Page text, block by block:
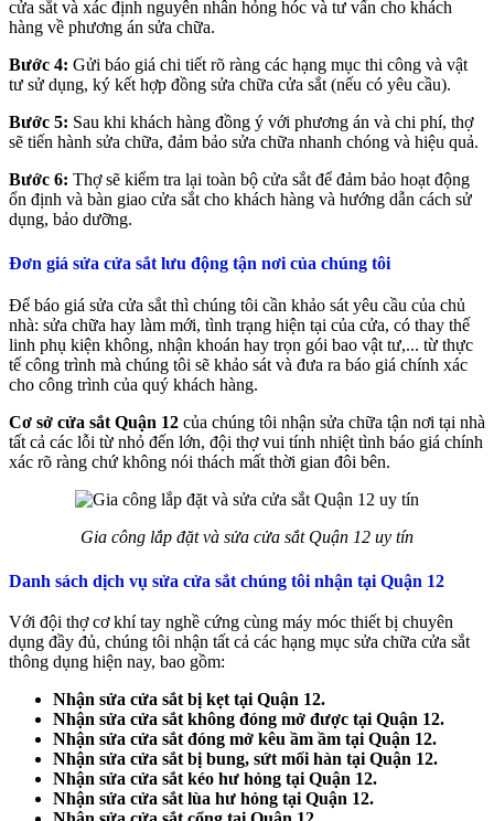
cửa sắt và xác định nguyên nhân hỏng hóc và tư vấn cho khách
hàng về phương án sửa chữa.
Bước 4: Gửi báo giá chi tiết rõ ràng các hạng mục thi công và vật
tư sử dụng, ký kết hợp đồng sửa chữa cửa sắt (nếu có yêu cầu).
Bước 5: Sau khi khách hàng đồng ý với phương án và chi phí, thợ
sẽ tiến hành sửa chữa, đảm bảo sửa chữa nhanh chóng và hiệu quả.
Bước 6: Thợ sẽ kiểm tra lại toàn bộ cửa sắt để đảm bảo hoạt động
ổn định và bàn giao cửa sắt cho khách hàng và hướng dẫn cách sử
dụng, bảo dưỡng.
Đơn giá sửa cửa sắt lưu động tận nơi của chúng tôi
Để báo giá sửa cửa sắt thì chúng tôi cần khảo sát yêu cầu của chủ
nhà: sửa chữa hay làm mới, tình trạng hiện tại của cửa, có thay thế
linh phụ kiện không, nhận khoán hay trọn gói bao vật tư,... từ thực
tế công trình mà chúng tôi sẽ khảo sát và đưa ra báo giá chính xác
cho công trình của quý khách hàng.
Cơ sở cửa sắt Quận 12 của chúng tôi nhận sửa chữa tận nơi tại nhà
tất cả các lỗi từ nhỏ đến lớn, đội thợ vui tính nhiệt tình báo giá chính
xác rõ ràng chứ không nói thách mất thời gian đôi bên.
Gia công lắp đặt và sửa cửa sắt Quận 12 uy tín
Danh sách dịch vụ sửa cửa sắt chúng tôi nhận tại Quận 12
Với đội thợ cơ khí tay nghề cứng cùng máy móc thiết bị chuyên
dụng đầy đủ, chúng tôi nhận tất cả các hạng mục sửa chữa cửa sắt
thông dụng hiện nay, bao gồm:
Nhận sửa cửa sắt bị kẹt tại Quận 12.
Nhận sửa cửa sắt không đóng mở được tại Quận 12.
Nhận sửa cửa sắt đóng mở kêu ầm ầm tại Quận 12.
Nhận sửa cửa sắt bị bung, sứt mối hàn tại Quận 12.
Nhận sửa cửa sắt kéo hư hỏng tại Quận 12.
Nhận sửa cửa sắt lùa hư hỏng tại Quận 12.